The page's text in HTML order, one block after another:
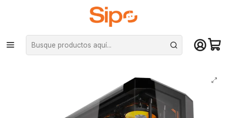
¡Compra hasta mediodía y recibe hoy! De lunes a sábado en el gran
Santiago. Envío gratis desde $29.990
Inicio Pc Armadas Pc Élite | Estaciones IA
Pc Gamer Giga Beast: Ryzen 5 9600X, 32GB DDR5, RX 9060 XT 16GB